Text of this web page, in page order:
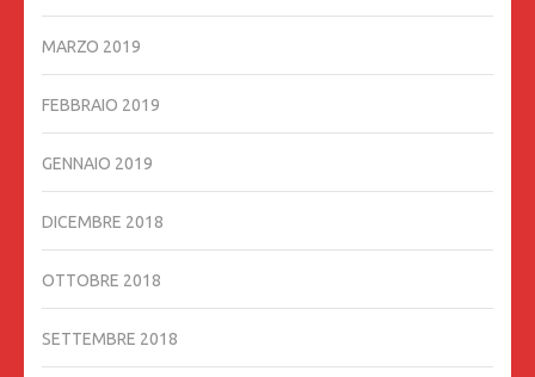
MARZO 2019
FEBBRAIO 2019
GENNAIO 2019
DICEMBRE 2018
OTTOBRE 2018
SETTEMBRE 2018